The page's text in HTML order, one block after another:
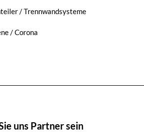
/ Trennwandsysteme
/ Corona
uns Partner sein